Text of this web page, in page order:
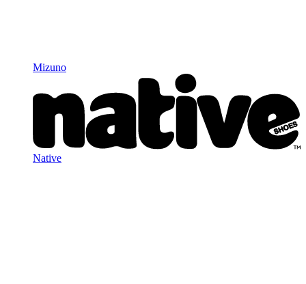
Mizuno
Native